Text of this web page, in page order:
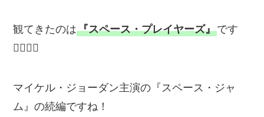
観てきたのは『スペース・プレイヤーズ』です
💁‍♂️💁‍♂️
マイケル・ジョーダン主演の『スペース・ジャ
ム』の続編ですね！